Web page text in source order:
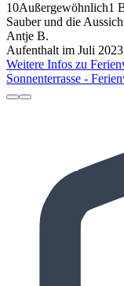
10Außergewöhnlich1
Sauber und die
Antje B.
Aufenthalt im Juli 2023
Weitere Infos zu
Sonnenterrasse -